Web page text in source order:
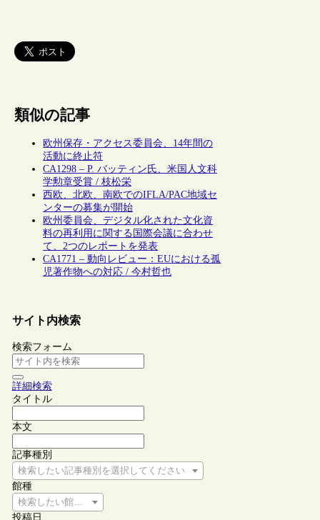
類似の記事
欧州保存・アクセス委員会、14年間の
活動に終止符
CA1298 – P. バッティン氏、米国人文科
学勲章受賞 / 枝松栄
西欧、北欧、南欧でのIFLA/PAC地域セ
ンターの募集が開始
欧州委員会、デジタル化された文化資
料の再利用に関する国際会議に合わせ
て、2つのレポートを発表
CA1771 – 動向レビュー：EUにおける孤
児著作物への対応 / 今村哲也
サイト内検索
検索フォーム
詳細検索
タイトル
本文
記事種別
検索したい記事種別を選択してください
館種
検索したい館種を選択してください
投稿日